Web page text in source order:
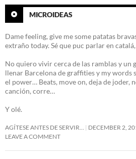
MICROIDEAS
Dame feeling, give me some patatas
extraño today. Sé que puc parlar en
No quiero vivir cerca de las ramblas y un
llenar Barcelona de graffities y my words
el power… Beats, move on, deja de joder,
canción, corre…
Y olé.
AGÍTESE ANTES DE SERVIR… DECEMBER 2,
LEAVE A COMMENT